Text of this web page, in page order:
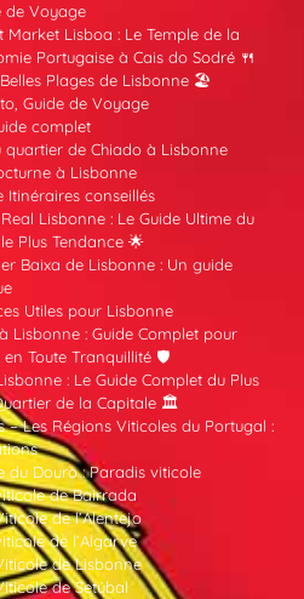
de Voyage
Market Lisboa : Le Temple de la
Portugaise à Cais do Sodré 🍴
Belles Plages de Lisbonne 🏖️
Guide de Voyage
complet
quartier de Chiado à Lisbonne
à Lisbonne
Itinéraires conseillés
Lisbonne : Le Guide Ultime du
Plus Tendance 🌟
Baixa de Lisbonne : Un guide
Utiles pour Lisbonne
Lisbonne : Guide Complet pour
Toute Tranquillité 🛡️
: Le Guide Complet du Plus
de la Capitale 🏛️
– Les Régions Viticoles du Portugal :
du Douro : Paradis viticole
de Bairrada
de l’Alentejo
de l’Algarve
de Lisbonne
de Setúbal